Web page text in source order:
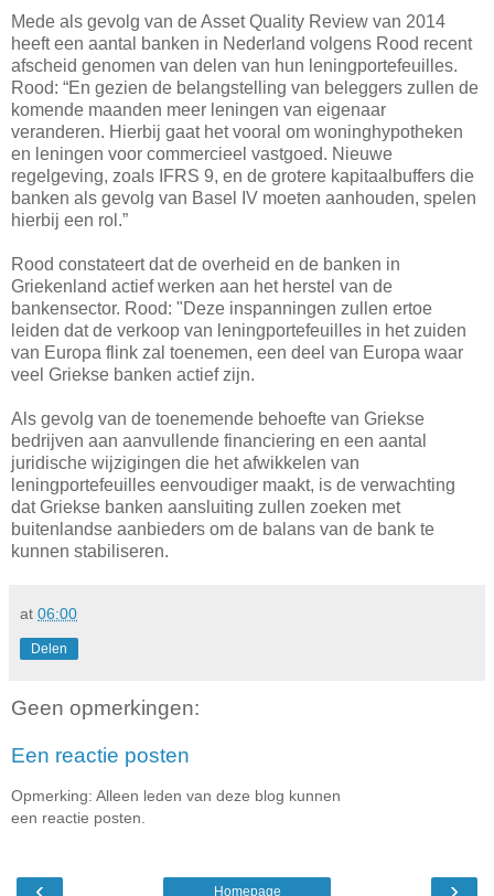
Mede als gevolg van de Asset Quality Review van 2014
heeft een aantal banken in Nederland volgens Rood recent
afscheid genomen van delen van hun leningportefeuilles.
Rood: “En gezien de belangstelling van beleggers zullen de
komende maanden meer leningen van eigenaar
veranderen. Hierbij gaat het vooral om woninghypotheken
en leningen voor commercieel vastgoed. Nieuwe
regelgeving, zoals IFRS 9, en de grotere kapitaalbuffers die
banken als gevolg van Basel IV moeten aanhouden, spelen
hierbij een rol.”
Rood constateert dat de overheid en de banken in
Griekenland actief werken aan het herstel van de
bankensector. Rood: "Deze inspanningen zullen ertoe
leiden dat de verkoop van leningportefeuilles in het zuiden
van Europa flink zal toenemen, een deel van Europa waar
veel Griekse banken actief zijn.
Als gevolg van de toenemende behoefte van Griekse
bedrijven aan aanvullende financiering en een aantal
juridische wijzigingen die het afwikkelen van
leningportefeuilles eenvoudiger maakt, is de verwachting
dat Griekse banken aansluiting zullen zoeken met
buitenlandse aanbieders om de balans van de bank te
kunnen stabiliseren.
at 06:00
Delen
Geen opmerkingen:
Een reactie posten
Opmerking: Alleen leden van deze blog kunnen
een reactie posten.
Homepage